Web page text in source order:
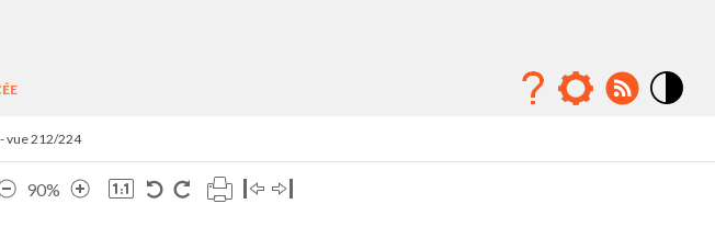
vue 212/224
90%